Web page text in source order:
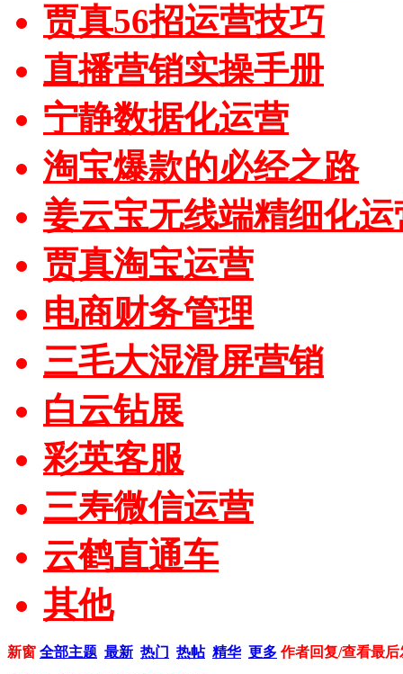
贾真56招运营技巧
直播营销实操手册
宁静数据化运营
淘宝爆款的必经之路
姜云宝无线端精细化运
贾真淘宝运营
电商财务管理
三毛大湿滑屏营销
白云钻展
彩英客服
三寿微信运营
云鹤直通车
其他
新窗 全部主题 最新 热门 热帖 精华 更多 作者回复/查看最后